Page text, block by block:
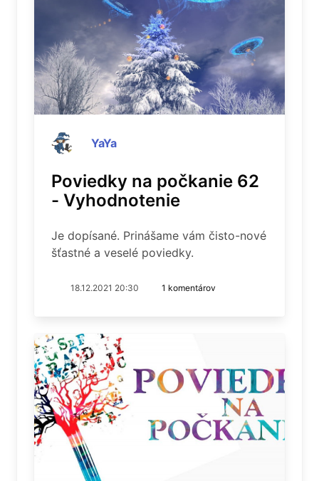
YaYa
Poviedky na počkanie 62
- Vyhodnotenie
Je dopísané. Prinášame vám čisto-nové
šťastné a veselé poviedky.
18.12.2021 20:30 1 komentárov